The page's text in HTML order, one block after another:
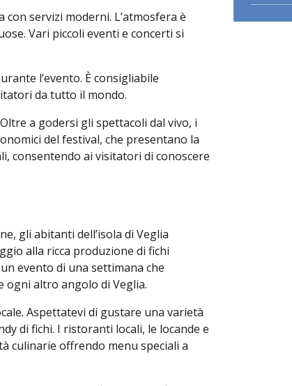
servizi moderni. L’atmosfera è
Vari piccoli eventi e concerti si
l’evento. È consigliabile
da tutto il mondo.
a godersi gli spettacoli dal vivo, i
del festival, che presentano la
consentendo ai visitatori di conoscere
gli abitanti dell’isola di Veglia
alla ricca produzione di fichi
evento di una settimana che
ogni altro angolo di Veglia.
Aspettatevi di gustare una varietà
di fichi. I ristoranti locali, le locande e
culinarie offrendo menu speciali a